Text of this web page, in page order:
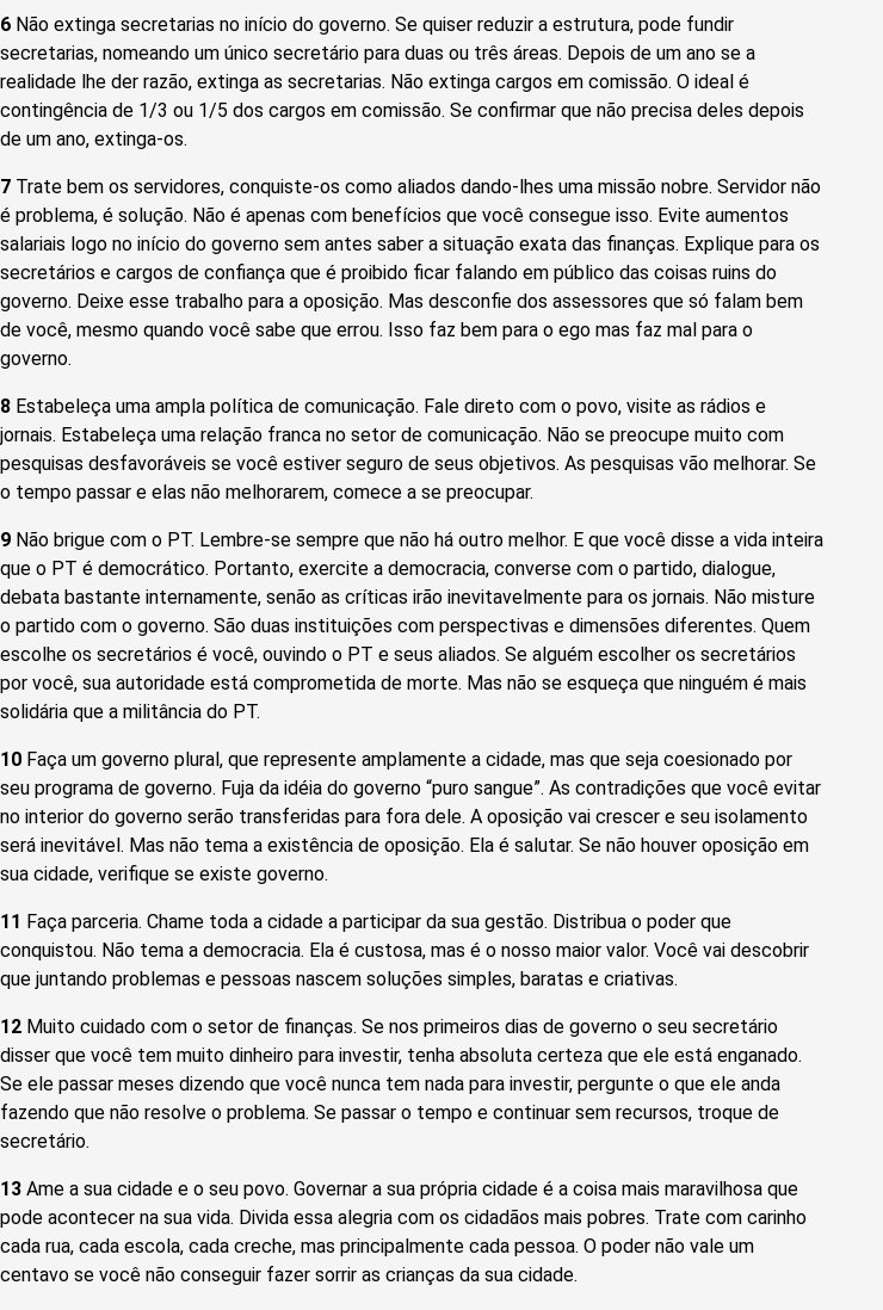
6 Não extinga secretarias no início do governo. Se quiser reduzir a estrutura, pode fundir
secretarias, nomeando um único secretário para duas ou três áreas. Depois de um ano se a
realidade lhe der razão, extinga as secretarias. Não extinga cargos em comissão. O ideal é
contingência de 1/3 ou 1/5 dos cargos em comissão. Se confirmar que não precisa deles depois
de um ano, extinga-os.
7 Trate bem os servidores, conquiste-os como aliados dando-lhes uma missão nobre. Servidor não
é problema, é solução. Não é apenas com benefícios que você consegue isso. Evite aumentos
salariais logo no início do governo sem antes saber a situação exata das finanças. Explique para os
secretários e cargos de confiança que é proibido ficar falando em público das coisas ruins do
governo. Deixe esse trabalho para a oposição. Mas desconfie dos assessores que só falam bem
de você, mesmo quando você sabe que errou. Isso faz bem para o ego mas faz mal para o
governo.
8 Estabeleça uma ampla política de comunicação. Fale direto com o povo, visite as rádios e
jornais. Estabeleça uma relação franca no setor de comunicação. Não se preocupe muito com
pesquisas desfavoráveis se você estiver seguro de seus objetivos. As pesquisas vão melhorar. Se
o tempo passar e elas não melhorarem, comece a se preocupar.
9 Não brigue com o PT. Lembre-se sempre que não há outro melhor. E que você disse a vida inteira
que o PT é democrático. Portanto, exercite a democracia, converse com o partido, dialogue,
debata bastante internamente, senão as críticas irão inevitavelmente para os jornais. Não misture
o partido com o governo. São duas instituições com perspectivas e dimensões diferentes. Quem
escolhe os secretários é você, ouvindo o PT e seus aliados. Se alguém escolher os secretários
por você, sua autoridade está comprometida de morte. Mas não se esqueça que ninguém é mais
solidária que a militância do PT.
10 Faça um governo plural, que represente amplamente a cidade, mas que seja coesionado por
seu programa de governo. Fuja da idéia do governo “puro sangue”. As contradições que você evitar
no interior do governo serão transferidas para fora dele. A oposição vai crescer e seu isolamento
será inevitável. Mas não tema a existência de oposição. Ela é salutar. Se não houver oposição em
sua cidade, verifique se existe governo.
11 Faça parceria. Chame toda a cidade a participar da sua gestão. Distribua o poder que
conquistou. Não tema a democracia. Ela é custosa, mas é o nosso maior valor. Você vai descobrir
que juntando problemas e pessoas nascem soluções simples, baratas e criativas.
12 Muito cuidado com o setor de finanças. Se nos primeiros dias de governo o seu secretário
disser que você tem muito dinheiro para investir, tenha absoluta certeza que ele está enganado.
Se ele passar meses dizendo que você nunca tem nada para investir, pergunte o que ele anda
fazendo que não resolve o problema. Se passar o tempo e continuar sem recursos, troque de
secretário.
13 Ame a sua cidade e o seu povo. Governar a sua própria cidade é a coisa mais maravilhosa que
pode acontecer na sua vida. Divida essa alegria com os cidadãos mais pobres. Trate com carinho
cada rua, cada escola, cada creche, mas principalmente cada pessoa. O poder não vale um
centavo se você não conseguir fazer sorrir as crianças da sua cidade.